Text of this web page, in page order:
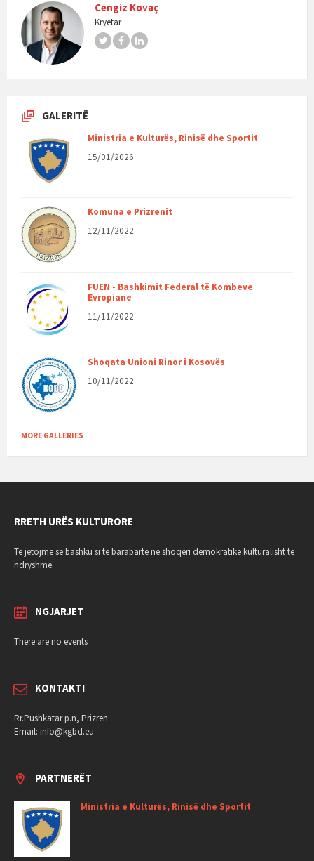
Cengiz Kovaç
Kryetar
TwitterFacebook
LinkedIn
GALERITË
Ministria e Kulturës, Rinisë dhe Sportit
15/01/2026
Komuna e Prizrenit
12/11/2022
FUEN - Bashkimit Federal të Kombeve
Evropiane
11/11/2022
Shoqata Unioni Rinor i Kosovës
10/11/2022
MORE GALLERIES
RRETH URËS KULTURORE
Të jetojmë së bashku si të barabartë në shoqëri demokratike kulturalisht të
ndryshme.
NGJARJET
There are no events
KONTAKTI
Rr.Pushkatar p.n, Prizren
Email: info@kgbd.eu
PARTNERËT
Ministria e Kulturës, Rinisë dhe Sportit